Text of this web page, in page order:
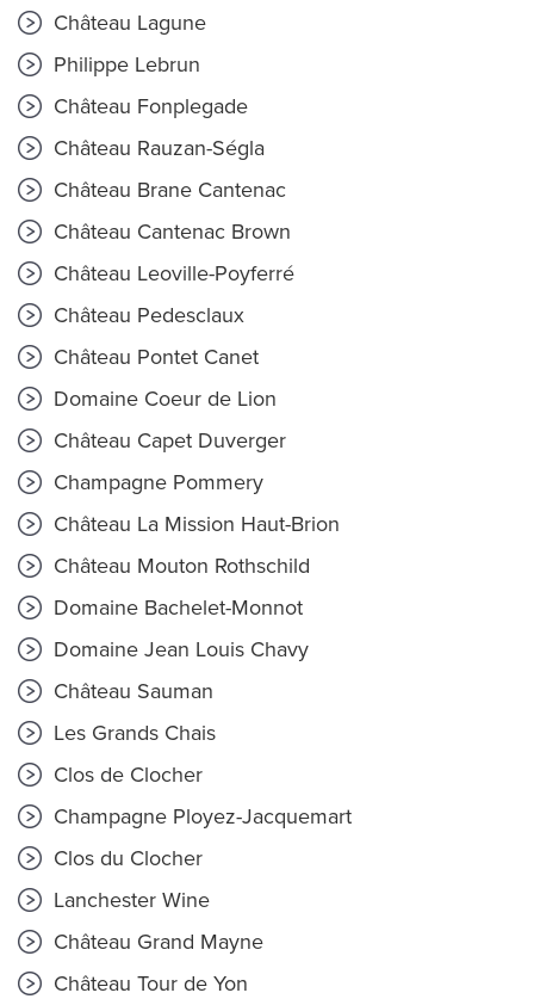
Château Lagune
Philippe Lebrun
Château Fonplegade
Château Rauzan-Ségla
Château Brane Cantenac
Château Cantenac Brown
Château Leoville-Poyferré
Château Pedesclaux
Château Pontet Canet
Domaine Coeur de Lion
Château Capet Duverger
Champagne Pommery
Château La Mission Haut-Brion
Château Mouton Rothschild
Domaine Bachelet-Monnot
Domaine Jean Louis Chavy
Château Sauman
Les Grands Chais
Clos de Clocher
Champagne Ployez-Jacquemart
Clos du Clocher
Lanchester Wine
Château Grand Mayne
Château Tour de Yon